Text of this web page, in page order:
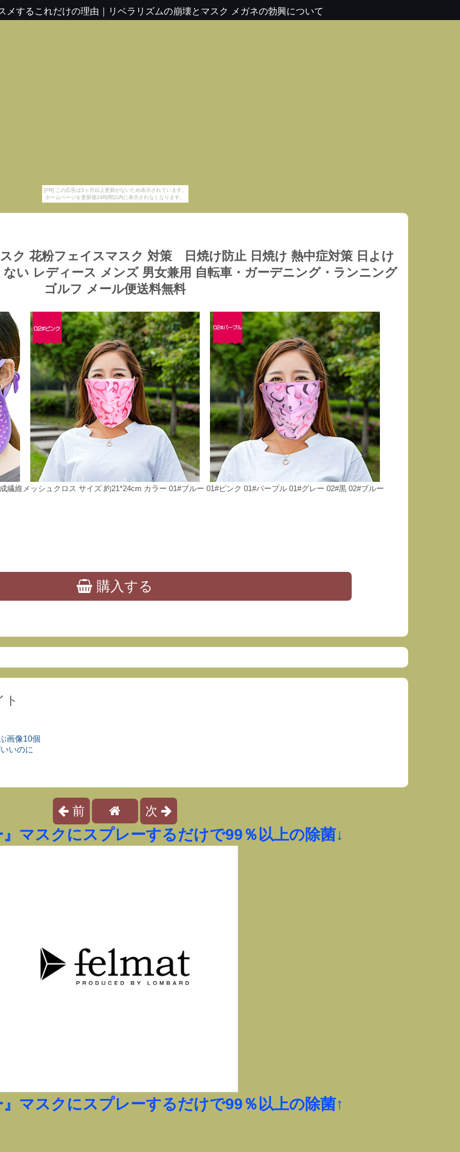
[PR] この広告は3ヶ月以上更新がないため表示されています。
ホームページを更新後24時間以内に表示されなくなります。
メするこれだけの理由 リベラリズムの崩壊とマスク メガネの勃興について
ク 花粉フェイスマスク 対策 日焼け防止 日焼け 熱中症対策 日よけ
い レディース メンズ 男女兼用 自転車・ガーデニング・ランニング
ゴルフ メール便送料無料
繊維メッシュクロス サイズ 約21*24cm カラー 01#ブルー 01#ピンク 01#パープル 01#グレー 02#黒 02#ブルー
購入する
ト
画像10個
いのに
前 次
マスクにスプレーするだけで99％以上の除菌↓
マスクにスプレーするだけで99％以上の除菌↑